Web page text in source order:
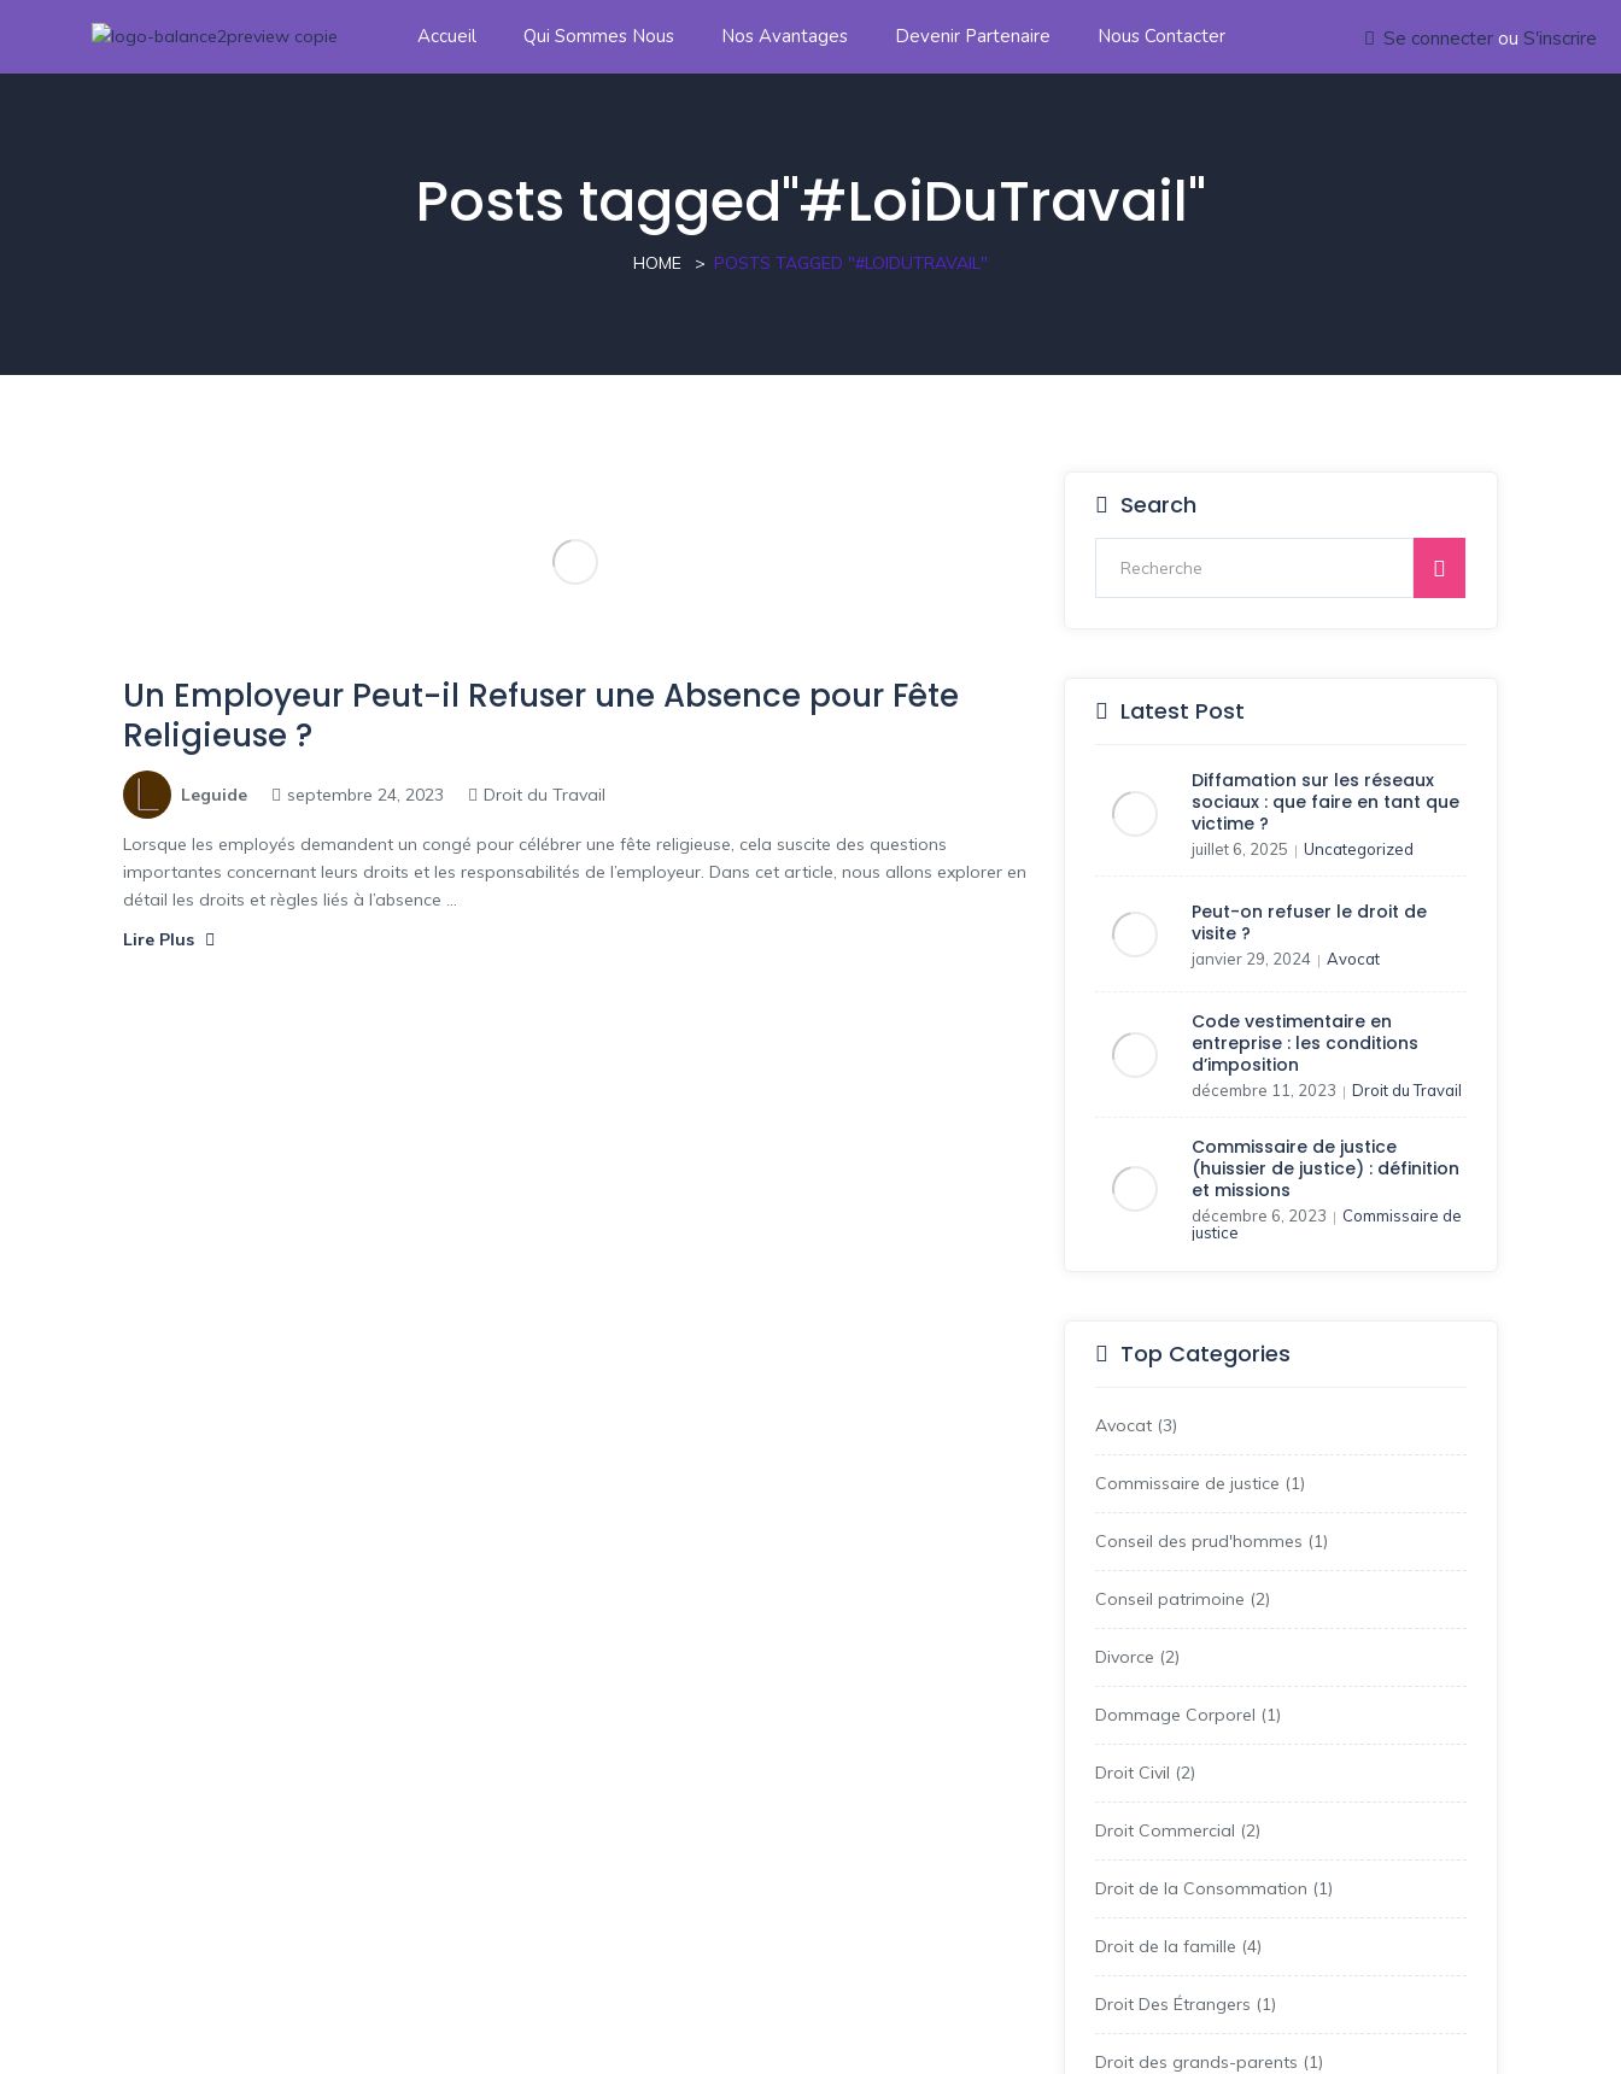
Accueil Qui Sommes Nous Nos Avantages Devenir Partenaire Nous Contacter Se connecter ou S'inscrire
Posts tagged"#LoiDuTravail"
HOME POSTS TAGGED "#LOIDUTRAVAIL"
Un Employeur Peut-il Refuser une Absence pour Fête
Religieuse ?
Leguide septembre 24, 2023 Droit du Travail
Lorsque les employés demandent un congé pour célébrer une fête religieuse, cela suscite des questions
importantes concernant leurs droits et les responsabilités de l’employeur. Dans cet article, nous allons explorer en
détail les droits et règles liés à l’absence ...
Lire Plus
Search
Latest Post
Diffamation sur les réseaux
sociaux : que faire en tant que
victime ?
juillet 6, 2025 | Uncategorized
Peut-on refuser le droit de
visite ?
janvier 29, 2024 | Avocat
Code vestimentaire en
entreprise : les conditions
d’imposition
décembre 11, 2023 | Droit du Travail
Commissaire de justice
(huissier de justice) : définition
et missions
décembre 6, 2023 | Commissaire de
justice
Top Categories
Avocat (3)
Commissaire de justice (1)
Conseil des prud'hommes (1)
Conseil patrimoine (2)
Divorce (2)
Dommage Corporel (1)
Droit Civil (2)
Droit Commercial (2)
Droit de la Consommation (1)
Droit de la famille (4)
Droit Des Étrangers (1)
Droit des grands-parents (1)